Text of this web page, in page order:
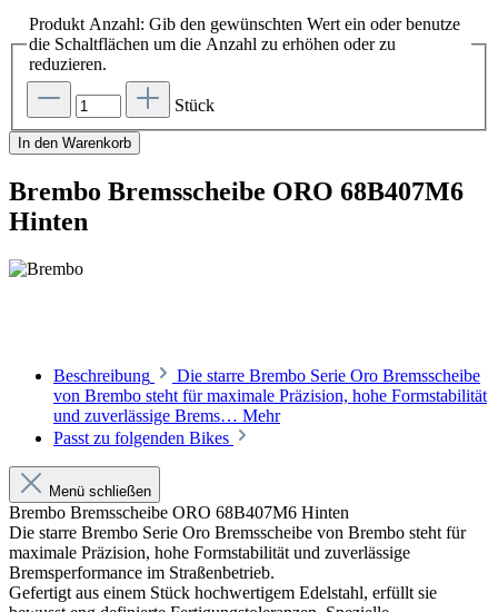
Produkt Anzahl: Gib den gewünschten Wert ein oder benutze
die Schaltflächen um die Anzahl zu erhöhen oder zu
reduzieren.
Stück
In den Warenkorb
Brembo Bremsscheibe ORO 68B407M6
Hinten
Beschreibung
Die starre Brembo Serie Oro Bremsscheibe
von Brembo steht für maximale Präzision, hohe Formstabilität
und zuverlässige Brems… Mehr
Passt zu folgenden Bikes
Menü schließen
Brembo Bremsscheibe ORO 68B407M6 Hinten
Die starre Brembo Serie Oro Bremsscheibe von Brembo steht für
maximale Präzision, hohe Formstabilität und zuverlässige
Bremsperformance im Straßenbetrieb.
Gefertigt aus einem Stück hochwertigem Edelstahl, erfüllt sie